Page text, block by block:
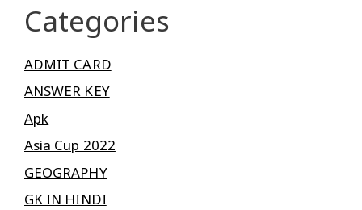
Categories
ADMIT CARD
ANSWER KEY
Apk
Asia Cup 2022
GEOGRAPHY
GK IN HINDI